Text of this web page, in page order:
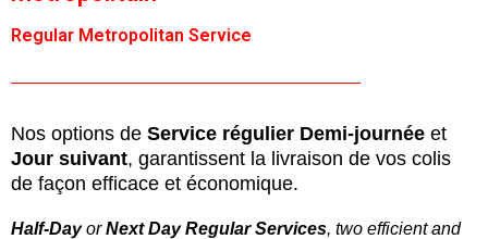
Regular Metropolitan Service
Nos options de Service régulier Demi-journée et
Jour suivant, garantissent la livraison de vos colis
de façon efficace et économique.
Half-DayorNext Day Regular Services, two efficient and